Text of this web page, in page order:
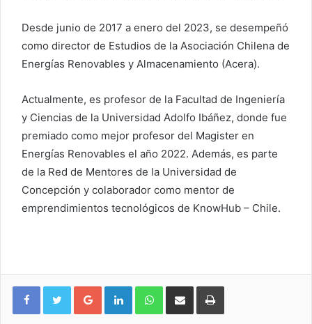
Desde junio de 2017 a enero del 2023, se desempeñó
como director de Estudios de la Asociación Chilena de
Energías Renovables y Almacenamiento (Acera).
Actualmente, es profesor de la Facultad de Ingeniería
y Ciencias de la Universidad Adolfo Ibáñez, donde fue
premiado como mejor profesor del Magister en
Energías Renovables el año 2022. Además, es parte
de la Red de Mentores de la Universidad de
Concepción y colaborador como mentor de
emprendimientos tecnológicos de KnowHub – Chile.
Google+ LinkedIn WhatsApp